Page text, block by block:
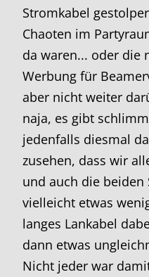
Stromkabel
Chaoten im
da waren... oder die
Werbung für
aber nicht weiter
naja, es gibt
jedenfalls diesmal da
zusehen, dass wir
und auch die beiden
vielleicht etwas
langes Lankabel
dann etwas
Nicht jeder war